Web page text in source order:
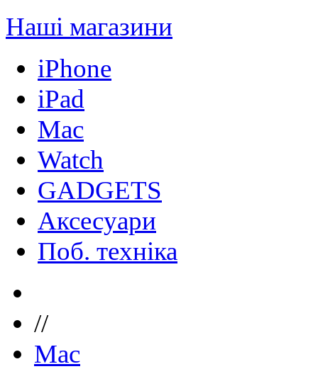
Наші магазини
iPhone
iPad
Mac
Watch
GADGETS
Аксесуари
Поб. техніка
//
Mac